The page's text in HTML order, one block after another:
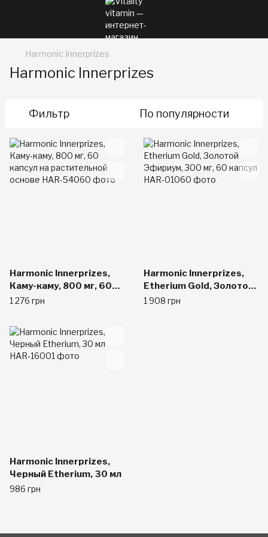
Harmonic Innerprizes
Harmonic Innerprizes
Фильтр По популярности
Harmonic Innerprizes,
Каму-каму, 800 мг, 60
капсул на растительной
1 276 грн
Harmonic Innerprizes,
Etherium Gold, Золотой
Эфириум, 300 мг, 60
1 908 грн
Harmonic Innerprizes,
Черный Etherium, 30 мл
986 грн